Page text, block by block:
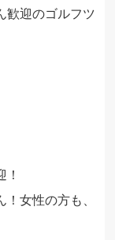
歓迎のゴルフツ
女性の方も、